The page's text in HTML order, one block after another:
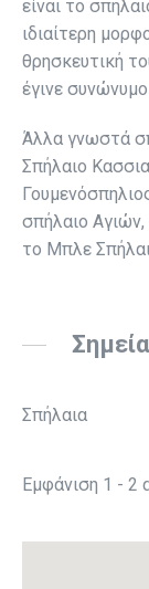
είναι το
ιδιαίτερη
θρησκευτική
έγινε
Άλλα γνωστά
Σπήλαιο
σπήλαιο
το Μπλε
Σπήλαια
Εμφάνιση 1 - 2